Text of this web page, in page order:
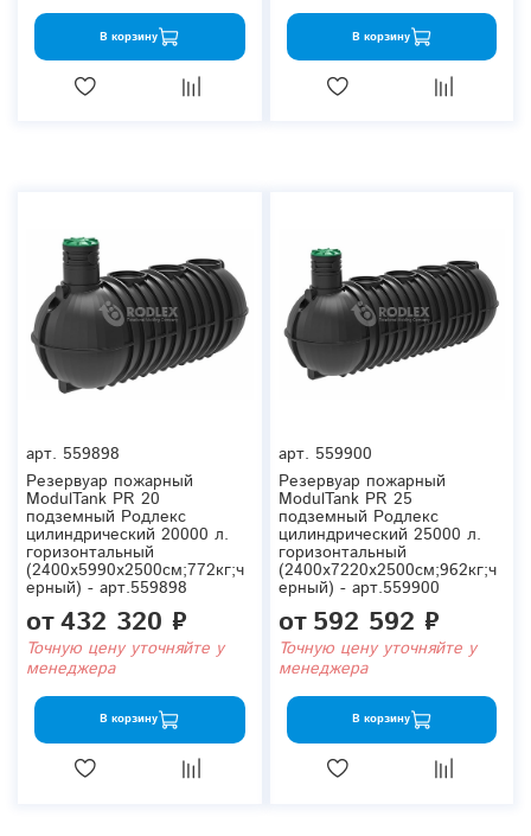
В корзину В корзину
арт. 559898
Резервуар пожарный
ModulTank PR 20
подземный Родлекс
цилиндрический 20000 л.
горизонтальный
(2400x5990x2500см;772кг;ч
ерный) - арт.559898
от432 320 ₽
Точную цену уточняйте у
менеджера
В корзину
арт. 559900
Резервуар пожарный
ModulTank PR 25
подземный Родлекс
цилиндрический 25000 л.
горизонтальный
(2400x7220x2500см;962кг;ч
ерный) - арт.559900
от592 592 ₽
Точную цену уточняйте у
менеджера
В корзину